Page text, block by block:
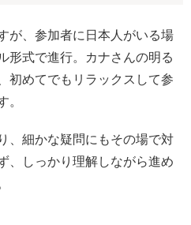
が、参加者に日本人がいる場
形式で進行。カナさんの明る
初めてでもリラックスして参
。
、細かな疑問にもその場で対
、しっかり理解しながら進め